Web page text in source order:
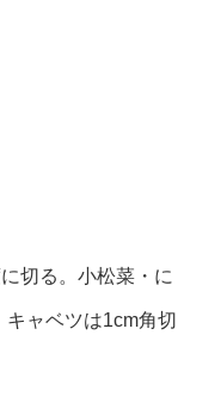
切る。小松菜・に
ャベツは1cm角切